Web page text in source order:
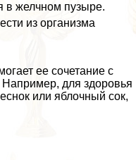
в желчном пузыре.
из организма
ее сочетание с
для здоровья
или яблочный сок,